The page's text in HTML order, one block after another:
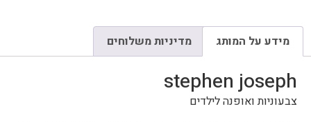
מידע על המותג מדיניות משלוחים
stephen joseph
צבעוניות ואופנה לילדים